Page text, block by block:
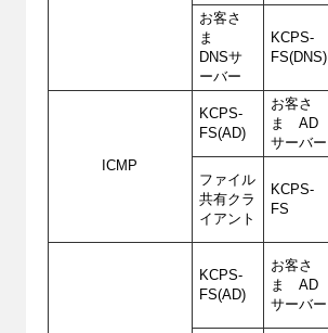
お客さ
ま
DNSサ
ーバー
KCPS-
FS(DNS)
ICMP
KCPS-
FS(AD)
お客さ
ま AD
サーバー
ファイル
共有クラ
イアント
KCPS-
FS
KCPS-
FS(AD)
お客さ
ま AD
サーバー